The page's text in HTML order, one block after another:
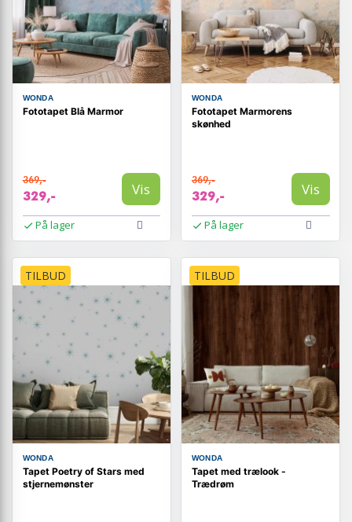
WONDA
Fototapet Blå Marmor
369,-
329,- Vis
På lager
WONDA
Fototapet Marmorens
skønhed
369,-
329,- Vis
På lager
TILBUD
WONDA
Tapet Poetry of Stars med
stjernemønster
TILBUD
WONDA
Tapet med trælook -
Trædrøm